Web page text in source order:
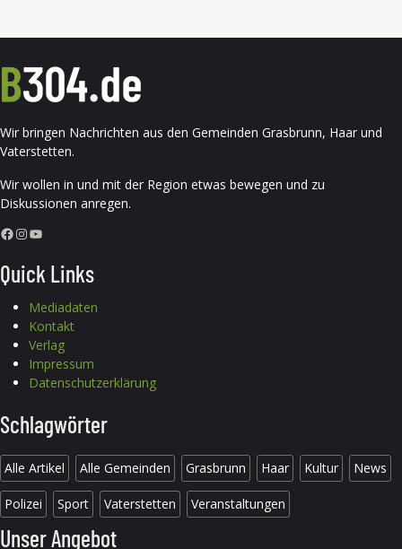
Wir bringen Nachrichten aus den Gemeinden Grasbrunn, Haar und
Vaterstetten.
Wir wollen in und mit der Region etwas bewegen und zu
Diskussionen anregen.
Facebook InstagramYouTube
Quick Links
Mediadaten
Kontakt
Verlag
Impressum
Datenschutzerklärung
Schlagwörter
Alle Artikel Alle Gemeinden Grasbrunn Haar Kultur News
Polizei Sport Vaterstetten Veranstaltungen
Unser Angebot